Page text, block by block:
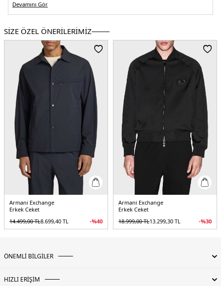
Cep Bilgisi :Cepli
Kalıp Bilgisi :Regular Fit
Manken Bedeni :Boy : 1.88 cm / Göğüs : 100 cm / Bel : 81 cm / Basen : 101 cm
/ Beden : M
Üretim Yeri :Çin
5DK1XM001854AF15604UB101.12
Devamını Gör
SİZE ÖZEL ÖNERİLERİMİZ
Armani Exchange
Erkek Ceket
14.499,00TL8.699,40 TL -%40
Armani Exchange
Erkek Ceket
18.999,00TL13.299,30 TL -%30
ÖNEMLİ BİLGİLER
HIZLI ERİŞİM